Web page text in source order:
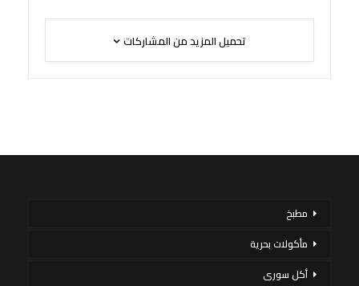
تحميل المزيد من المشاركات
مطبخ
مأكولات بحرية
أكل سورى